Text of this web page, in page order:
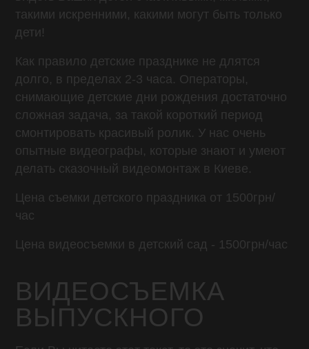
такими искренними, какими могут быть только
дети!
Как правило детские празднике не длятся
долго, в пределах 2-3 часа. Операторы,
снимающие детские дни рождения достаточно
сложная задача, за такой короткий период
смонтировать красивый ролик. У нас очень
опытные видеографы, которые знают и умеют
делать сказочный видеомонтаж в Киеве.
Цена съемки детского праздника от 1500грн/
час
Цена видеосъемки в детский сад - 1500грн/час
ВИДЕОСЪЕМКА
ВЫПУСКНОГО